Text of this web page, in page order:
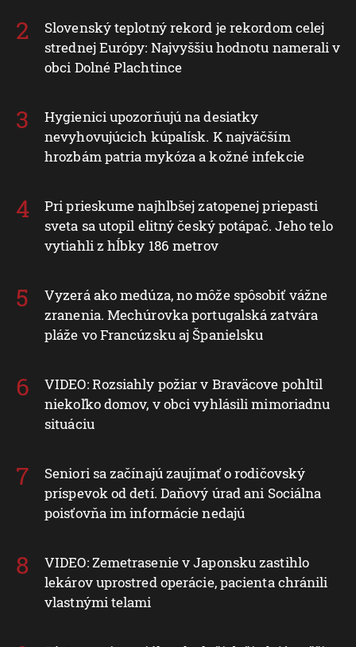
Slovenský teplotný rekord je rekordom celej
strednej Európy: Najvyššiu hodnotu namerali v
obci Dolné Plachtince
Hygienici upozorňujú na desiatky
nevyhovujúcich kúpalísk. K najväčším
hrozbám patria mykóza a kožné infekcie
Pri prieskume najhlbšej zatopenej priepasti
sveta sa utopil elitný český potápač. Jeho telo
vytiahli z hĺbky 186 metrov
Vyzerá ako medúza, no môže spôsobiť vážne
zranenia. Mechúrovka portugalská zatvára
pláže vo Francúzsku aj Španielsku
VIDEO: Rozsiahly požiar v Braväcove pohltil
niekoľko domov, v obci vyhlásili mimoriadnu
situáciu
Seniori sa začínajú zaujímať o rodičovský
príspevok od detí. Daňový úrad ani Sociálna
poisťovňa im informácie nedajú
VIDEO: Zemetrasenie v Japonsku zastihlo
lekárov uprostred operácie, pacienta chránili
vlastnými telami